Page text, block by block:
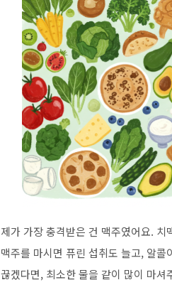
제가 가장 충격받은 건 맥주였어요.
맥주를 마시면 퓨린 섭취도 늘고, 알
끊겠다면, 최소한 물을 같이 많이 마셔